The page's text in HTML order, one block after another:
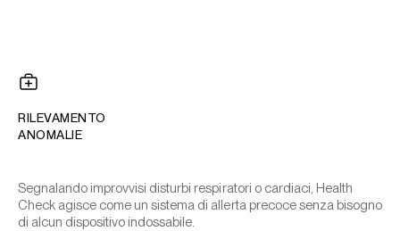
RILEVAMENTO
ANOMALIE
Segnalando improvvisi disturbi respiratori o cardiaci, Health
Check agisce come un sistema di allerta precoce senza bisogno
di alcun dispositivo indossabile.